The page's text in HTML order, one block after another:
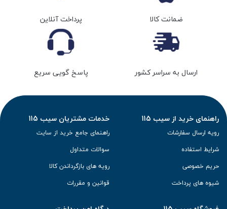
ضمانت کالا پرداخت آنلاین
ارسال به سراسر کشور پاسخ گویی سریع
راهنمای خرید از سیب 115
رویه ارسال سفارشات
شرایط استفاده
حریم خصوصی
شیوه های پرداخت
خدمات مشتریان سیب 115
راهنمای جامع خرید از سایت
سوالات متداول
رویه های بازگرداندن کالا
قوانین و مقررات